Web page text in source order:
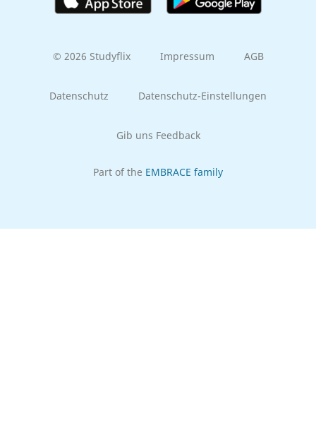
© 2026 Studyflix Impressum AGB
Datenschutz Datenschutz-Einstellungen
Gib uns Feedback
Part of the EMBRACE family